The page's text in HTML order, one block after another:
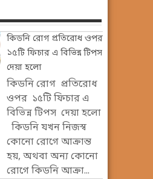
কিডনি রোগ প্রতিরোধ ওপর
১৫টি ফিচার এ বিভিন্ন টিপস
দেয়া হলো
কিডনি রোগ প্রতিরোধ
ওপর ১৫টি ফিচার এ
বিভিন্ন টিপস দেয়া হলো
কিডনি যখন নিজস্ব
কোনো রোগে আক্রান্ত
হয়, অথবা অন্য কোনো
রোগে কিডনি আক্রা...